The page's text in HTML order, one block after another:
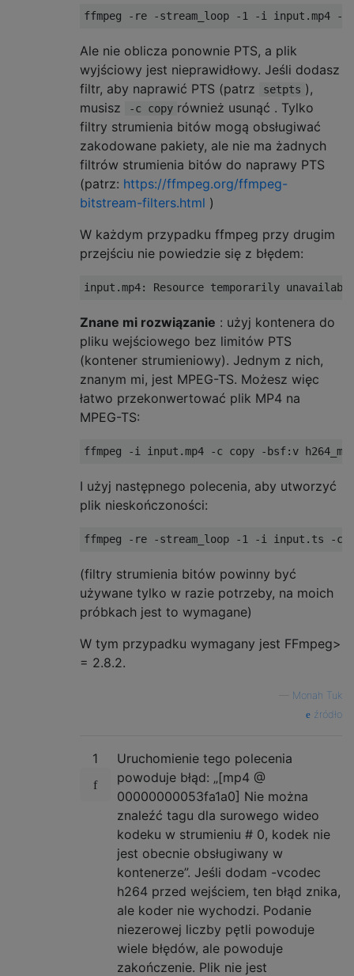
Ale nie oblicza ponownie PTS, a plik
wyjściowy jest nieprawidłowy. Jeśli dodasz
filtr, aby naprawić PTS (patrz
setpts ),
musisz
-c copy również usunąć . Tylko
filtry strumienia bitów mogą obsługiwać
zakodowane pakiety, ale nie ma żadnych
filtrów strumienia bitów do naprawy PTS
(patrz: https://ffmpeg.org/ffmpeg-
bitstream-filters.html )
W każdym przypadku ffmpeg przy drugim
przejściu nie powiedzie się z błędem:
Znane mi rozwiązanie : użyj kontenera do
pliku wejściowego bez limitów PTS
(kontener strumieniowy). Jednym z nich,
znanym mi, jest MPEG-TS. Możesz więc
łatwo przekonwertować plik MP4 na
MPEG-TS:
I użyj następnego polecenia, aby utworzyć
plik nieskończoności:
(filtry strumienia bitów powinny być
używane tylko w razie potrzeby, na moich
próbkach jest to wymagane)
W tym przypadku wymagany jest FFmpeg>
= 2.8.2.
Monah Tuk
źródło
1
Uruchomienie tego polecenia
powoduje błąd: „[mp4 @
00000000053fa1a0] Nie można
znaleźć tagu dla surowego wideo
kodeku w strumieniu # 0, kodek nie
jest obecnie obsługiwany w
kontenerze”. Jeśli dodam -vcodec
h264 przed wejściem, ten błąd znika,
ale koder nie wychodzi. Podanie
niezerowej liczby pętli powoduje
wiele błędów, ale powoduje
zakończenie. Plik nie jest